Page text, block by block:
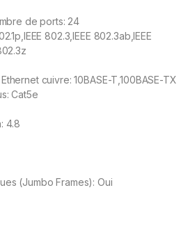
de ports: 24
802.3,IEEE 802.3ab,IEEE
cuivre: 10BASE-T,100BASE-TX
Cat5e
4.8
(Jumbo Frames): Oui